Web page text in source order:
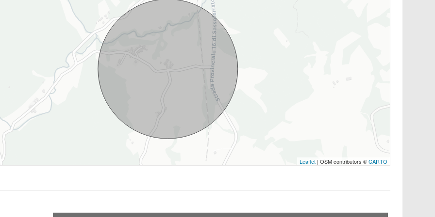
Leaflet| OSM contributors ©CARTO